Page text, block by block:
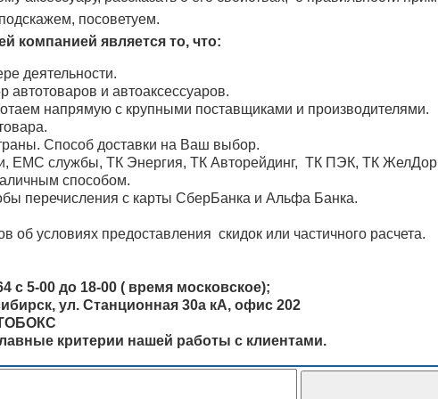
посоветуем.
компанией является то, что:
деятельности.
и автоаксессуаров.
напрямую с крупными поставщиками и производителями.
Способ доставки на Ваш выбор.
ЕМС службы, ТК Энергия, ТК Авторейдинг, ТК ПЭК, ТК
способом.
перечисления с карты СберБанка и Альфа Банка.
условиях предоставления скидок или частичного расчета.
с 5-00 до 18-00 ( время московское);
ул. Станционная 30а кА, офис 202
критерии нашей работы с клиентами.